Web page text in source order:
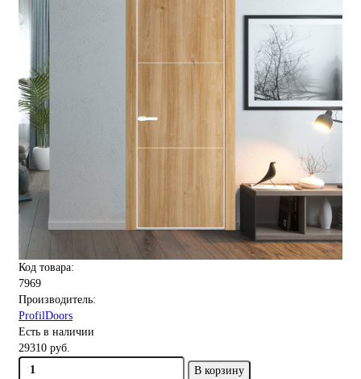
Код товара:
7969
Производитель:
ProfilDoors
Есть в наличии
29310 руб.
В корзину